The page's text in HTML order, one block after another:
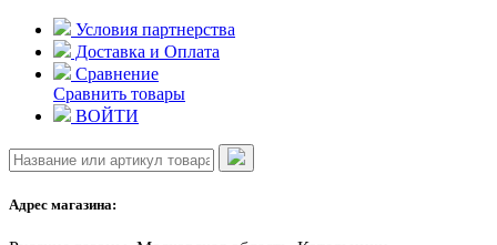
Skip
content
Условия партнерства
Доставка и Оплата
Сравнение
Сравнить товары
ВОЙТИ
Адрес магазина: